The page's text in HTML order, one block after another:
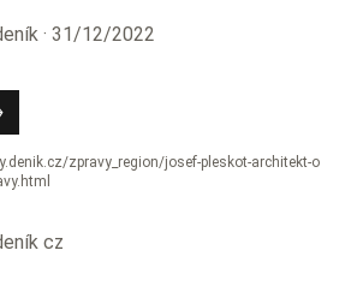
· 31/12/2022
zpravy_region/josef-pleskot-architekt-o
cz